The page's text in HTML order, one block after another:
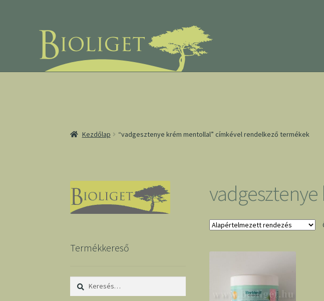
Kezdőlap “vadgesztenye krém mentollal” címkével rendelkező termékek
Termékkereső
Keresés: